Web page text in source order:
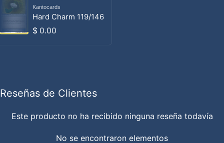
Proveedor:
Kantocards
Hard Charm 119/146
Precio habitual
$ 0.00
Reseñas de Clientes
Este producto no ha recibido ninguna reseña todavía
No se encontraron elementos